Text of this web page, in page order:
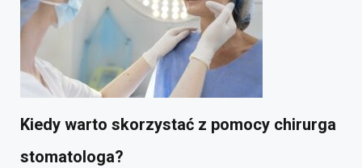
Kiedy warto skorzystać z pomocy chirurga
stomatologa?